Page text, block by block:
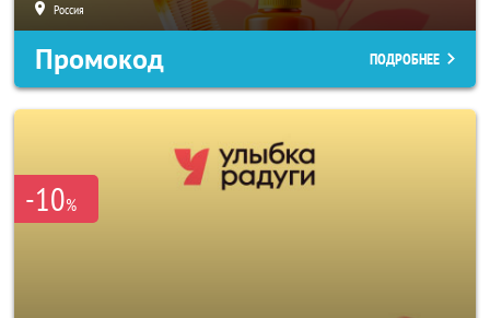
Россия
Промокод ПОДРОБНЕЕ
-10%